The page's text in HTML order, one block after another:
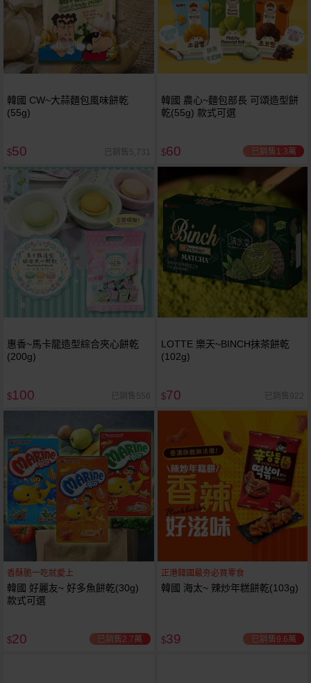
韓國 CW~大蒜麵包風味餅乾
(55g)
$50 已銷售5,731
韓國 農心~麵包部長 可頌造型餅
乾(55g) 款式可選
$60 已銷售1.3萬
惠香~馬卡龍造型綜合夾心餅乾
(200g)
$100 已銷售556
LOTTE 樂天~BINCH抹茶餅乾
(102g)
$70 已銷售922
香酥脆一吃就愛上
韓國 好麗友~ 好多魚餅乾(30g)
款式可選
$20 已銷售2.7萬
正港韓國最夯必買零食
韓國 海太~ 辣炒年糕餅乾(103g)
$39 已銷售9.6萬